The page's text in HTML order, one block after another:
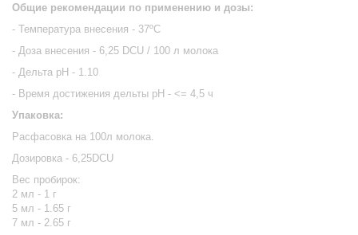
Общие рекомендации по применению и дозы:
- Температура внесения - 37ºС
- Доза внесения - 6,25 DCU / 100 л молока
- Дельта рН - 1.10
- Время достижения дельты рН - <= 4,5 ч
Упаковка:
Расфасовка на 100л молока.
Дозировка - 6,25DCU
Вес пробирок:
2 мл - 1 г
5 мл - 1.65 г
7 мл - 2.65 г